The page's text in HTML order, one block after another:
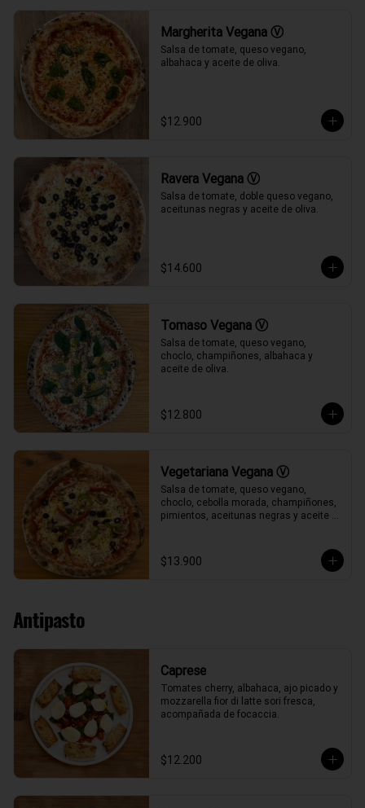
Margherita Vegana Ⓥ
Salsa de tomate, queso vegano,
albahaca y aceite de oliva.
$12.900
Ravera Vegana Ⓥ
Salsa de tomate, doble queso vegano,
aceitunas negras y aceite de oliva.
$14.600
Tomaso Vegana Ⓥ
Salsa de tomate, queso vegano,
choclo, champiñones, albahaca y
aceite de oliva.
$12.800
Vegetariana Vegana Ⓥ
Salsa de tomate, queso vegano,
choclo, cebolla morada, champiñones,
pimientos, aceitunas negras y aceite
$13.900
Antipasto
Caprese
Tomates cherry, albahaca, ajo picado y
mozzarella fior di latte sori fresca,
acompañada de focaccia.
$12.200